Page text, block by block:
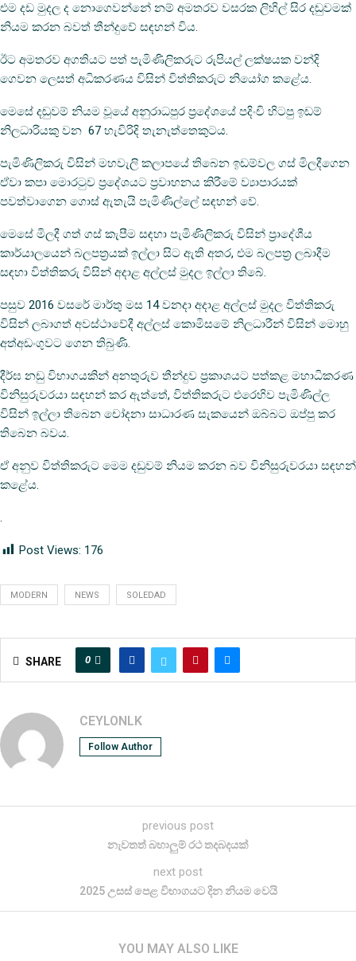
එම දඩ මුදල ද නොගෙවන්නේ නම් අමතරව වසරක ලිහිල් සිර දඬුවමක්
නියම කරන බවත් තීන්දුවේ සඳහන් විය.
ඊට අමතරව අගතියට පත් පැමිණිලිකරුට රුපියල් ලක්ෂයක වන්දි
ගෙවන ලෙසත් අධිකරණය විසින් විත්තිකරුට නියෝග කළේය.
මෙසේ දඬුවම් නියම වූයේ අනුරාධපුර ප්‍රදේශයේ පදිංචි හිටපු ඉඩම්
නිලධාරියකු වන 67 හැවිරිදි තැනැත්තෙකුටය.
පැමිණිලිකරු විසින් මහවැලි කලාපයේ තිබෙන ඉඩම්වල ගස් මිලදීගෙන
ඒවා කපා මොරටුව ප්‍රදේශයට ප්‍රවාහනය කිරීමේ ව්‍යාපාරයක්
පවත්වාගෙන ගොස් ඇතැයි පැමිණිල්ලේ සඳහන් වේ.
මෙසේ මිලදී ගත් ගස් කැපීම සඳහා පැමිණිලිකරු විසින් ප්‍රාදේශීය
කාර්යාලයෙන් බලපත්‍රයක් ඉල්ලා සිට ඇති අතර, එම බලපත්‍ර ලබාදීම
සඳහා විත්තිකරු විසින් අදාළ අල්ලස් මුදල ඉල්ලා තිබේ.
පසුව 2016 වසරේ මාර්තු මස 14 වනදා අදාළ අල්ලස් මුදල විත්තිකරු
විසින් ලබාගත් අවස්ථාවේදී අල්ලස් කොමිසමේ නිලධාරීන් විසින් මොහු
අත්අඩංගුවට ගෙන තිබුණි.
දීර්ඝ නඩු විභාගයකින් අනතුරුව තීන්දුව ප්‍රකාශයට පත්කළ මහාධිකරණ
විනිසුරුවරයා සඳහන් කර ඇත්තේ, විත්තිකරුට එරෙහිව පැමිණිල්ල
විසින් ඉල්ලා තිබෙන චෝදනා සාධාරණ සැකයෙන් ඔබ්බට ඔප්පු කර
තිබෙන බවය.
ඒ අනුව විත්තිකරුට මෙම දඩුවම් නියම කරන බව විනිසුරුවරයා සඳහන්
කළේය.
.
Post Views: 176
MODERN NEWS SOLEDAD
SHARE 0
CEYLONLK
Follow Author
previous post
නැවතත් බහාලුම් රථ තදබදයක්
next post
2025 උසස් පෙළ විභාගයට දින නියම වෙයි
YOU MAY ALSO LIKE